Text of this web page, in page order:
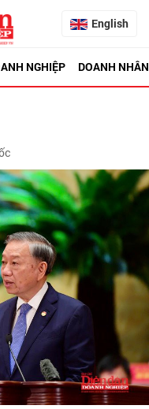
English
NGHIỆP DOANH NHÂN